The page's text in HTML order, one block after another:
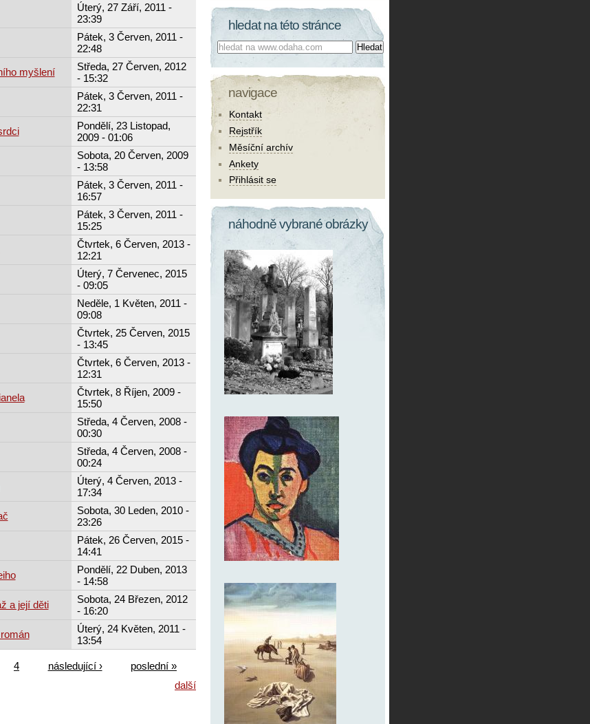
Úterý, 27 Září, 2011 -
23:39
Pátek, 3 Červen, 2011 -
22:48
myšlení
Středa, 27 Červen, 2012
- 15:32
Pátek, 3 Červen, 2011 -
22:31
Pondělí, 23 Listopad,
2009 - 01:06
Sobota, 20 Červen, 2009
- 13:58
Pátek, 3 Červen, 2011 -
16:57
Pátek, 3 Červen, 2011 -
15:25
Čtvrtek, 6 Červen, 2013 -
12:21
Úterý, 7 Červenec, 2015
- 09:05
Neděle, 1 Květen, 2011 -
09:08
Čtvrtek, 25 Červen, 2015
- 13:45
Čtvrtek, 6 Červen, 2013 -
12:31
Čtvrtek, 8 Říjen, 2009 -
15:50
Středa, 4 Červen, 2008 -
00:30
Středa, 4 Červen, 2008 -
00:24
Úterý, 4 Červen, 2013 -
17:34
Sobota, 30 Leden, 2010 -
23:26
Pátek, 26 Červen, 2015 -
14:41
Pondělí, 22 Duben, 2013
- 14:58
a její děti
Sobota, 24 Březen, 2012
- 16:20
Úterý, 24 Květen, 2011 -
13:54
4 následující ›
poslední »
další
hledat na této stránce
Co hledat:
navigace
Kontakt
Rejstřík
Měsíční archív
Ankety
Přihlásit se
náhodně vybrané obrázky